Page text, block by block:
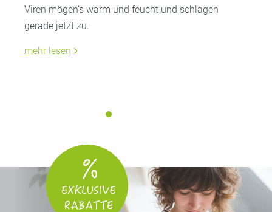
Viren mögen’s warm und feucht und schlagen
gerade jetzt zu.
mehr lesen